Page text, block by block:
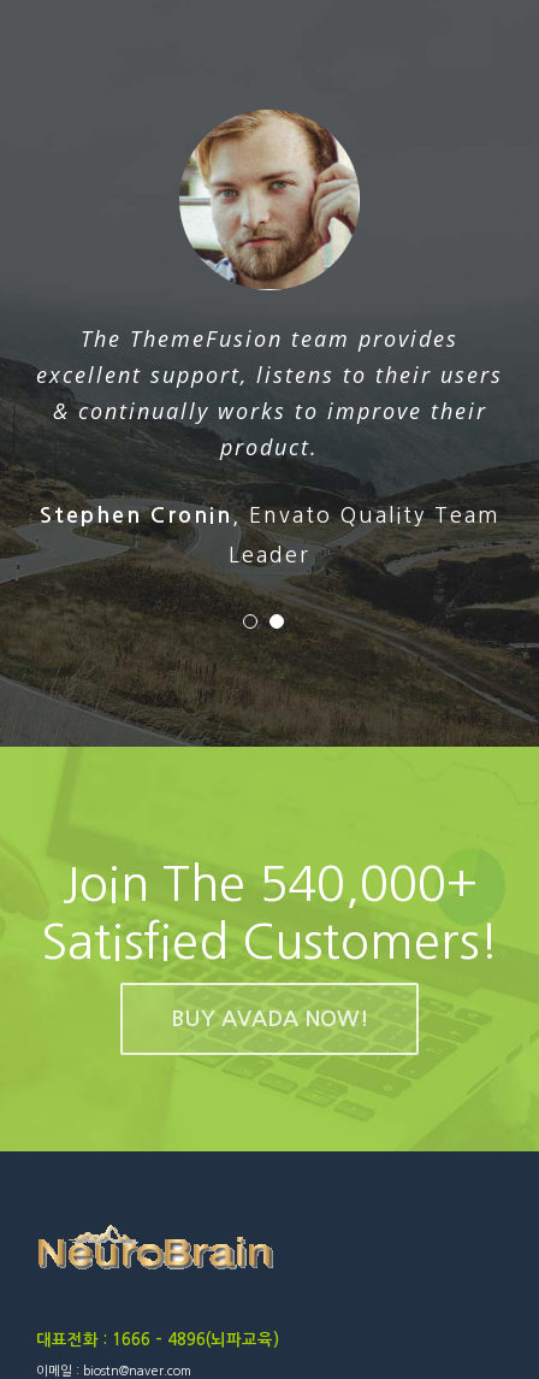
The ThemeFusion team provides
excellent support, listens to their users
& continually works to improve their
product.
Stephen Cronin,Envato Quality Team
Leader
Join The 540,000+
Satisfied Customers!
BUY AVADA NOW!
대표전화 : 1666 – 4896(뇌파교육)
이메일 : biostn@naver.com